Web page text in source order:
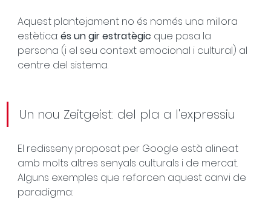
Aquest plantejament no és només una millora
estètica: és un gir estratègic que posa la
persona (i el seu context emocional i cultural) al
centre del sistema.
Un nou Zeitgeist: del pla a l'expressiu
El redisseny proposat per Google està alineat
amb molts altres senyals culturals i de mercat.
Alguns exemples que reforcen aquest canvi de
paradigma: